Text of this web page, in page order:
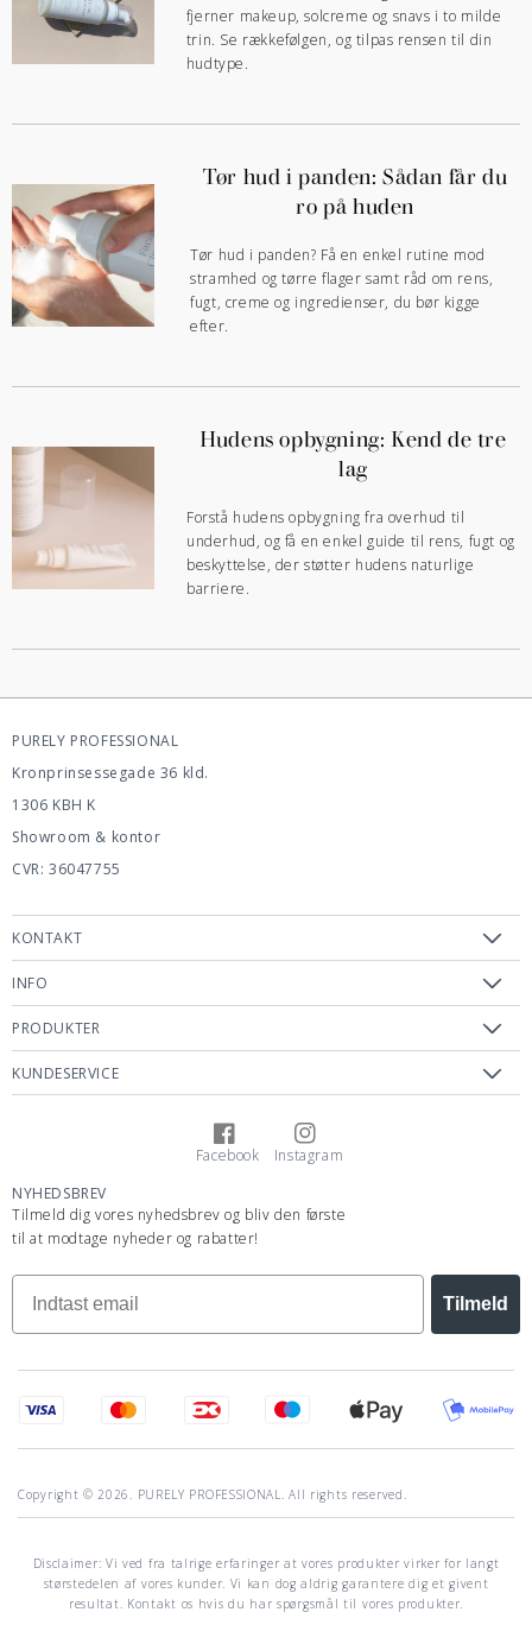
fjerner makeup, solcreme og snavs i to milde
trin. Se rækkefølgen, og tilpas rensen til din
hudtype.
Tør hud i panden: Sådan får du
ro på huden
Tør hud i panden? Få en enkel rutine mod
stramhed og tørre flager samt råd om rens,
fugt, creme og ingredienser, du bør kigge
efter.
Hudens opbygning: Kend de tre
lag
Forstå hudens opbygning fra overhud til
underhud, og få en enkel guide til rens, fugt og
beskyttelse, der støtter hudens naturlige
barriere.
PURELY PROFESSIONAL
Kronprinsessegade 36 kld.
1306 KBH K
Showroom & kontor
CVR: 36047755
KONTAKT
INFO
PRODUKTER
KUNDESERVICE
Facebook
Facebook
Instagram
Instagram
NYHEDSBREV
Tilmeld dig vores nyhedsbrev og bliv den første
til at modtage nyheder og rabatter!
Tilmeld
Copyright © 2026. PURELY PROFESSIONAL. All rights reserved.
Disclaimer: Vi ved fra talrige erfaringer at vores produkter virker for langt
størstedelen af vores kunder. Vi kan dog aldrig garantere dig et givent
resultat. Kontakt os hvis du har spørgsmål til vores produkter.